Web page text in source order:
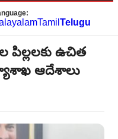
Tamil Telugu
పిల్లలకు ఉచిత
ఆదేశాలు